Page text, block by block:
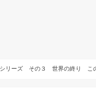
リーズ その３ 世界の終り この